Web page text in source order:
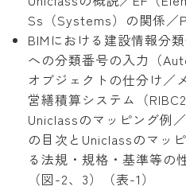
Ss（Systems）の関係
BIMにおける建設情報分
への分類番号の入力（
オブジェクトの仕分け／
営繕積算システム（
Uniclassのマッピング例
の目次とUniclassのマッ
る法規・規格・基準等の
（図-2、3）（表-1）